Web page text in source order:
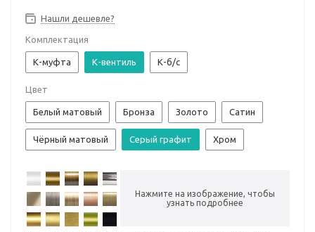
Нашли дешевле?
Комплектация
К-муфта К-вентиль К-б/с
Цвет
Белый матовый Бронза Золото Сатин
Чёрный матовый Серый графит Хром
Нажмите на изображение, чтобы
узнать подробнее